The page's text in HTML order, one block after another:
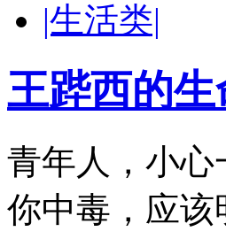
|生活类|
王跸西的
青年人，小
你中毒，应